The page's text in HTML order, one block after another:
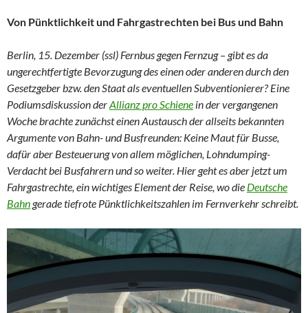
Von Pünktlichkeit und Fahrgastrechten bei Bus und Bahn
Berlin, 15. Dezember (ssl) Fernbus gegen Fernzug – gibt es da
ungerechtfertigte Bevorzugung des einen oder anderen durch den
Gesetzgeber bzw. den Staat als eventuellen Subventionierer? Eine
Podiumsdiskussion derAllianz pro Schiene in der vergangenen
Woche brachte zunächst einen Austausch der allseits bekannten
Argumente von Bahn- und Busfreunden: Keine Maut für Busse,
dafür aber Besteuerung von allem möglichen, Lohndumping-
Verdacht bei Busfahrern und so weiter. Hier geht es aber jetzt um
Fahrgastrechte, ein wichtiges Element der Reise, wo die Deutsche
Bahn gerade tiefrote Pünktlichkeitszahlen im Fernverkehr schreibt.